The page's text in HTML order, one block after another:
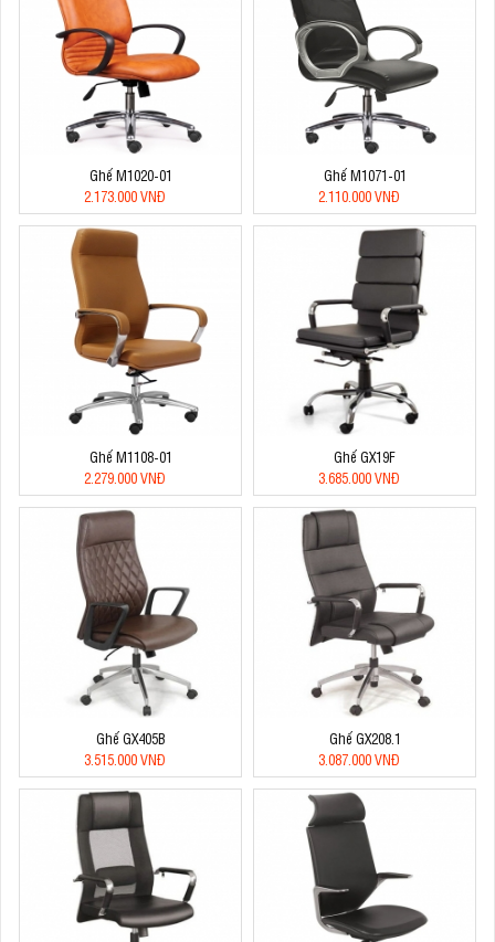
Ghế M1020-01
2.173.000 VNĐ
Ghế M1071-01
2.110.000 VNĐ
Ghế M1108-01
2.279.000 VNĐ
Ghế GX19F
3.685.000 VNĐ
Ghế GX405B
3.515.000 VNĐ
Ghế GX208.1
3.087.000 VNĐ